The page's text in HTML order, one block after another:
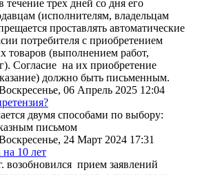
течение трех дней со дня его
(исполнителям, владельцам
проставлять автоматические
потребителя с приобретением
товаров (выполнением работ,
Согласие на их приобретение
должно быть письменным.
06 Апрель 2025 12:04
двумя способами по выбору:
письмом
24 Март 2024 17:31
на 10 лет
возобновился прием заявлений